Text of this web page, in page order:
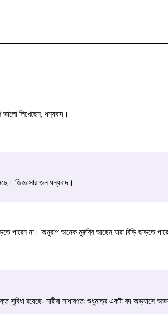
লিখেছেন, ধন্যবাদ।
জিজ্ঞাসার জন ধন্যবাদ।
পারেন না। অনুরূপ অনেক মুরুব্বি আছেন যারা বিড়ি ছাড়তে
সুবিধা রয়েছে- নারীরা সাধারণতঃ শুধুমাত্র একটা বদ অভ্যাসে